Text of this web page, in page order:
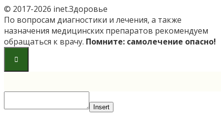
© 2017-2026 inet.Здоровье
По вопросам диагностики и лечения, а также
назначения медицинских препаратов рекомендуем
обращаться к врачу. Помните: самолечение опасно!
Insert